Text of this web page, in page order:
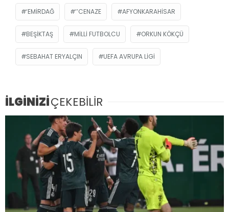
‘EMIRDAĞ ’’CENAZE AFYONKARAHISAR
BEŞIKTAŞ MILLI FUTBOLCU ORKUN KÖKÇÜ
SEBAHAT ERYALÇIN UEFA AVRUPA LIGI
İLGİNİZİÇEKEBİLİR